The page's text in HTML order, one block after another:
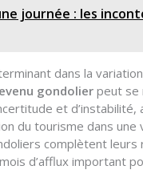
journée : les
dans la
gondolier peut se
et d’instabilité,
du tourisme dans
complètent leurs
d’afflux important